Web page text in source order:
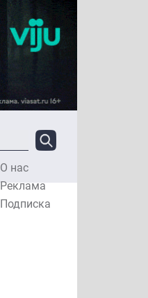
О нас
Реклама
Подписка